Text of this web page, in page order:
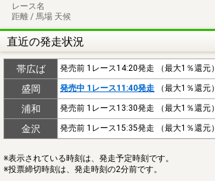
レース名
距離 / 馬場 天候
直近の発走状況
帯広ば 発売前 1レース14:20発走 （最大1％還元）
盛岡 発売中 1レース11:40発走 （最大1％還元）
浦和 発売前 1レース13:30発走 （最大1％還元）
金沢 発売前 1レース15:35発走 （最大1％還元）
※表示されている時刻は、発走予定時刻です。
※投票締切時刻は、発走時刻の2分前です。